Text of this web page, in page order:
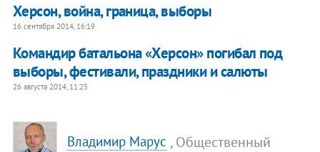
Херсон, война, граница, выборы
16 сентября 2014, 16:19
Командир батальона «Херсон» погибал под
выборы, фестивали, праздники и салюты
26 августа 2014, 11:25
Владимир Марус , Общественный